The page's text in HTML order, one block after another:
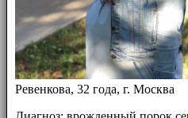
Ревенкова, 32 года, г. Москва